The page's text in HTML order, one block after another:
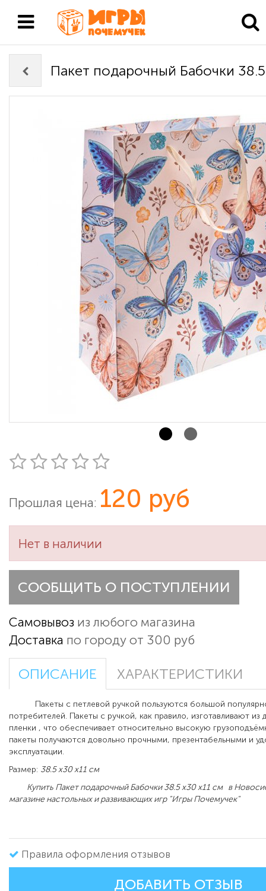
Пакет подарочный Бабочки
Прошлая цена: 120 руб
Нет в наличии
СООБЩИТЬ О ПОСТУПЛЕНИИ
Самовывоз из любого магазина
Доставка по городу от 300 руб
ОПИСАНИЕ ХАРАКТЕРИСТИКИ
Пакеты с петлевой ручкой пользуются большой
потребителей. Пакеты с ручкой, как правило, изготавливают из
пленки , что обеспечивает относительно высокую
пакеты получаются довольно прочными, презентабельными и
эксплуатации.
Размер: 38.5 х30 х11 см
Купить Пакет подарочный Бабочки 38.5 х30 х11 см в
магазине настольных и развивающих игр "Игры Почемучек"
Правила оформления отзывов
ДОБАВИТЬ ОТЗЫВ